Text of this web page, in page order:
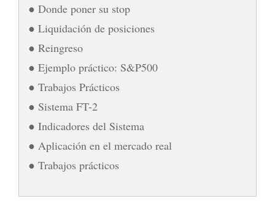
● Donde poner su stop
● Liquidación de posiciones
● Reingreso
● Ejemplo práctico: S&P500
● Trabajos Prácticos
● Sistema FT-2
● Indicadores del Sistema
● Aplicación en el mercado real
● Trabajos prácticos